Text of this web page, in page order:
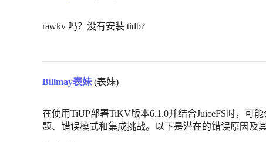
rawkv 吗？没有安装 tidb?
Billmay表妹 (表妹)
在使用TiUP部署TiKV版本6.1.0并结合JuiceFS时，可
题、错误模式和集成挑战。以下是潜在的错误原因及